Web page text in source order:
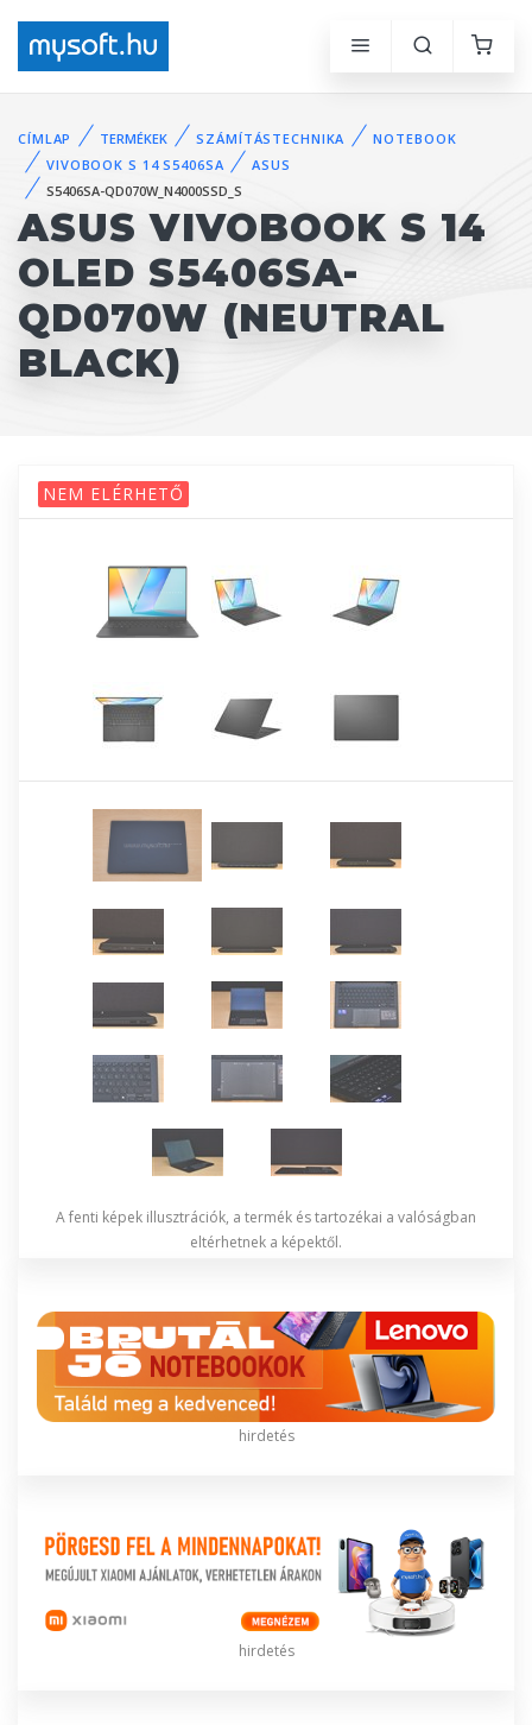
CÍMLAP TERMÉKEK SZÁMÍTÁSTECHNIKA
NOTEBOOK
VIVOBOOK S 14 S5406SA
ASUS
S5406SA-QD070W_N4000SSD_S
ASUS VIVOBOOK S 14
OLED S5406SA-
QD070W (NEUTRAL
BLACK)
NEM ELÉRHETŐ
A fenti képek illusztrációk, a termék és tartozékai a valóságban
eltérhetnek a képektől.
hirdetés
hirdetés